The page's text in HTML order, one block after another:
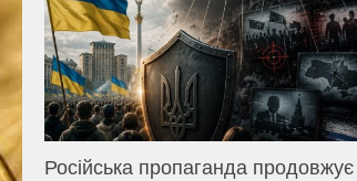
Російська пропаганда продовжує